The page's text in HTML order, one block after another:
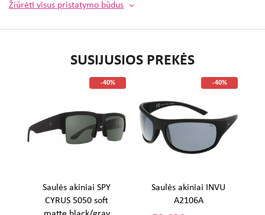
Žiūrėti visus pristatymo būdus
SUSIJUSIOS PREKĖS
-40%
Saulės akiniai SPY
CYRUS 5050 soft
-40%
Saulės akiniai INVU
A2106A